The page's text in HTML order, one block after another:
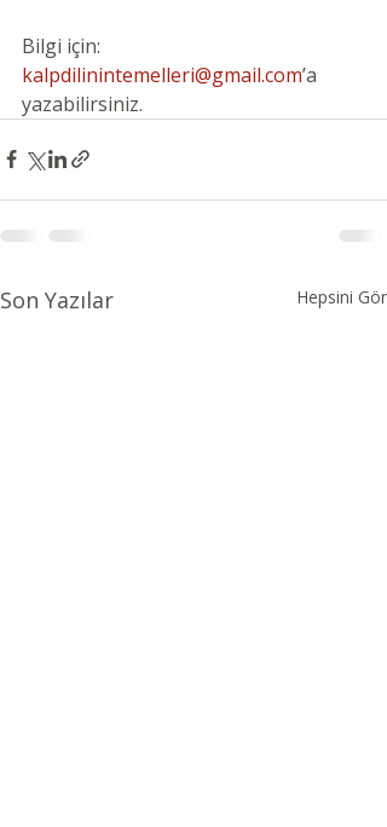
Bilgi için:
kalpdilinintemelleri@gmail.com’a
yazabilirsiniz.
Son Yazılar Hepsini Gör